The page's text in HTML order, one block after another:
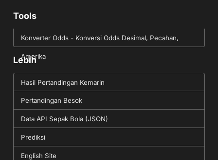
Tools
Konverter Odds - Konversi Odds Desimal, Pecahan,
Amerika
Lebih
Hasil Pertandingan Kemarin
Pertandingan Besok
Data API Sepak Bola (JSON)
Prediksi
English Site